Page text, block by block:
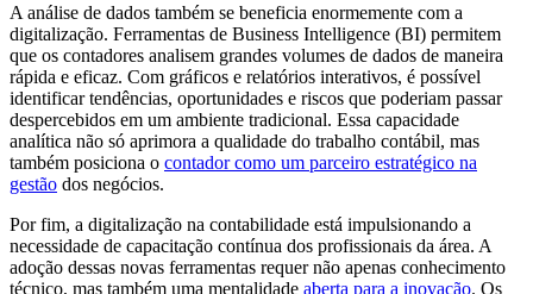
A análise de dados também se beneficia enormemente com a
digitalização. Ferramentas de Business Intelligence (BI) permitem
que os contadores analisem grandes volumes de dados de maneira
rápida e eficaz. Com gráficos e relatórios interativos, é possível
identificar tendências, oportunidades e riscos que poderiam passar
despercebidos em um ambiente tradicional. Essa capacidade
analítica não só aprimora a qualidade do trabalho contábil, mas
também posiciona o contador como um parceiro estratégico na
gestão dos negócios.
Por fim, a digitalização na contabilidade está impulsionando a
necessidade de capacitação contínua dos profissionais da área. A
adoção dessas novas ferramentas requer não apenas conhecimento
técnico, mas também uma mentalidade aberta para a inovação. Os